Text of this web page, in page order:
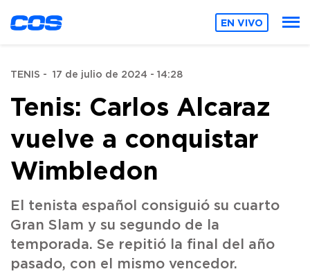
EN VIVO
TENIS - 17 de julio de 2024 - 14:28
Tenis: Carlos Alcaraz
vuelve a conquistar
Wimbledon
El tenista español consiguió su cuarto
Gran Slam y su segundo de la
temporada. Se repitió la final del año
pasado, con el mismo vencedor.